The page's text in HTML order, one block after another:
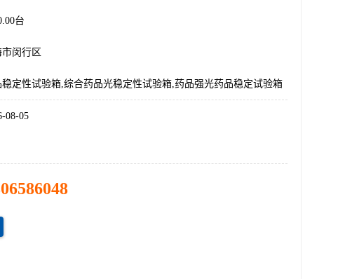
台
市闵行区
稳定性试验箱,综合药品光稳定性试验箱,药品强光药品稳定试验箱
08-05